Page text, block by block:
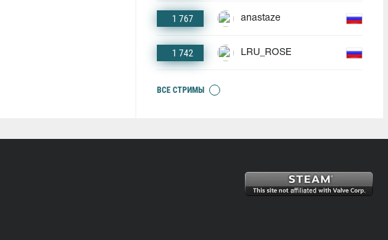
1 767 anastaze
1 742 LRU_ROSE
ВСЕ СТРИМЫ